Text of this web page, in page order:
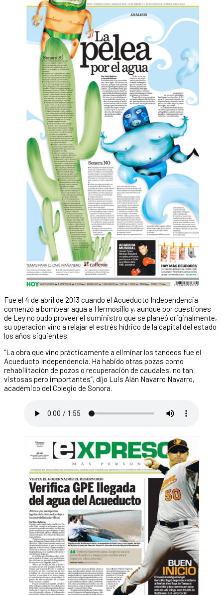
Fue el 4 de abril de 2013 cuando el Acueducto Independencia
comenzó a bombear agua a Hermosillo y, aunque por cuestiones
de Ley no pudo proveer el suministro que se planeó originalmente,
su operación vino a relajar el estrés hídrico de la capital del estado
los años siguientes.
“La obra que vino prácticamente a eliminar los tandeos fue el
Acueducto Independencia. Ha habido otras pozas como
rehabilitación de pozos o recuperación de caudales, no tan
vistosas pero importantes”, dijo Luis Alán Navarro Navarro,
académico del Colegio de Sonora.